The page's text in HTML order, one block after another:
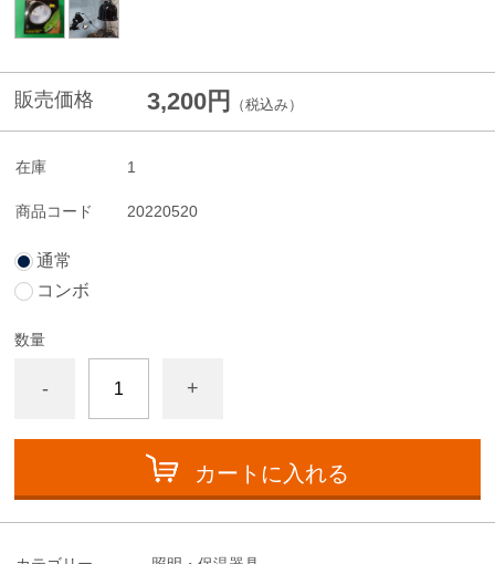
販売価格 3,200円 （税込み）
在庫 1
商品コード 20220520
通常
コンボ
数量
- +
カートに入れる